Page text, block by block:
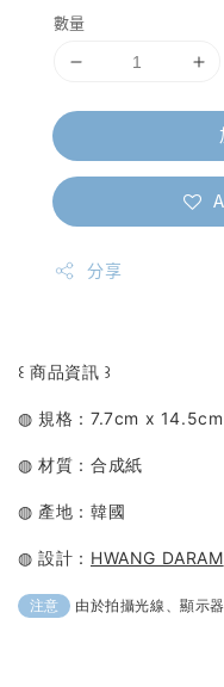
數量
分享
꒰ 商品資訊 ꒱
◍ 規格：7.7cm x 14.5cm
◍ 材質：合成紙
◍ 產地：韓國
◍ 設計： HWANG DARAM
注意 由於拍攝光線、顯示